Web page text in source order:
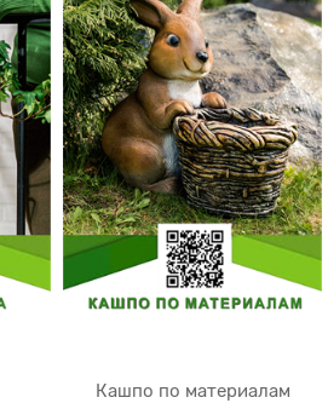
Кашпо по материалам